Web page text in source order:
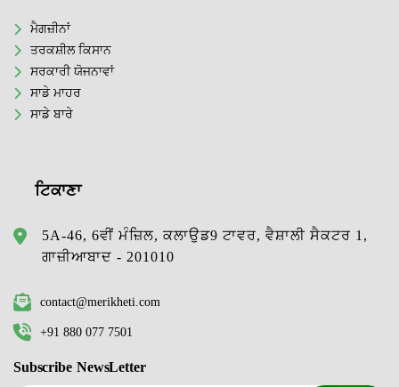
ਮੈਗਜ਼ੀਨਾਂ
ਤਰਕਸ਼ੀਲ ਕਿਸਾਨ
ਸਰਕਾਰੀ ਯੋਜਨਾਵਾਂ
ਸਾਡੇ ਮਾਹਰ
ਸਾਡੇ ਬਾਰੇ
ਟਿਕਾਣਾ
5A-46, 6ਵੀਂ ਮੰਜ਼ਿਲ, ਕਲਾਉਡ9 ਟਾਵਰ, ਵੈਸ਼ਾਲੀ ਸੈਕਟਰ 1,
ਗਾਜ਼ੀਆਬਾਦ - 201010
contact@merikheti.com
+91 880 077 7501
Subscribe NewsLetter